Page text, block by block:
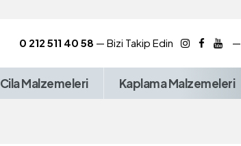
0 212 511 40 58 — Bizi Takip Edin —
Cila Malzemeleri Kaplama Malzemeleri